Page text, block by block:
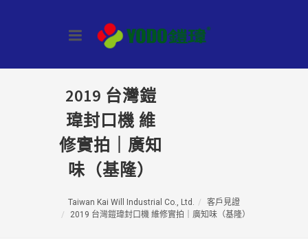
2019 台灣鎧
瑋封口機 維
修實拍｜廣知
味（基隆）
Taiwan Kai Will Industrial Co., Ltd.
客戶見證
2019 台灣鎧瑋封口機 維修實拍｜廣知味（基隆）